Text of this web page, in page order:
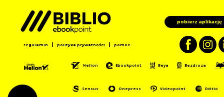
pobierz aplikację
regulamin | polityka prywatności | pomoc
Helion Ebookpoint Beya Bezdroza
Sensus Onepress Videopoint Editio